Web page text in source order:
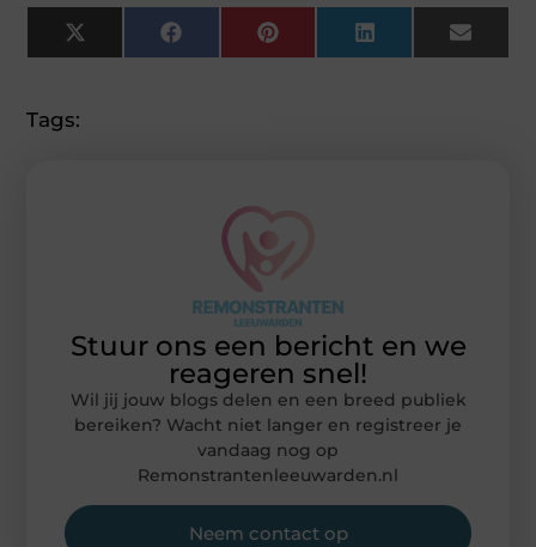
X
(Twitter)
FacebookPinterestLinkedInEmail
Tags:
Stuur ons een bericht en we
reageren snel!
Wil jij jouw blogs delen en een breed publiek
bereiken? Wacht niet langer en registreer je
vandaag nog op
Remonstrantenleeuwarden.nl
Neem contact op